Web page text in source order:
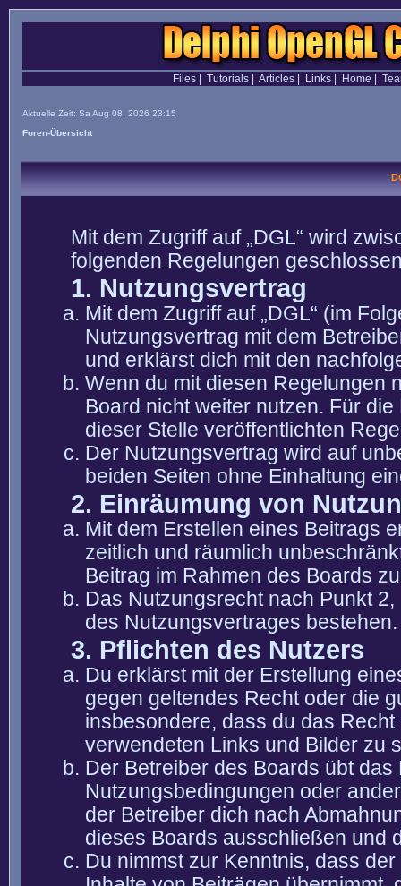
Files| Tutorials| Articles| Links| Home
Aktuelle Zeit: Sa Aug 08, 2026 23:15
Foren-Übersicht
Mit dem Zugriff auf „DGL“ wird
folgenden Regelungen
1. Nutzungsvertrag
Mit dem Zugriff auf „DGL“ (im
Nutzungsvertrag mit dem
und erklärst dich mit den
Wenn du mit diesen Regelungen
Board nicht weiter nutzen. Für
dieser Stelle veröffentlichten
Der Nutzungsvertrag wird auf
beiden Seiten ohne Einhaltung
2. Einräumung von
Mit dem Erstellen eines Beitrags
zeitlich und räumlich
Beitrag im Rahmen des Boards
Das Nutzungsrecht nach Punkt
des Nutzungsvertrages bestehen.
3. Pflichten des Nutzers
Du erklärst mit der Erstellung
gegen geltendes Recht oder die
insbesondere, dass du das
verwendeten Links und Bilder zu
Der Betreiber des Boards übt
Nutzungsbedingungen oder
der Betreiber dich nach
dieses Boards ausschließen und
Du nimmst zur Kenntnis, dass